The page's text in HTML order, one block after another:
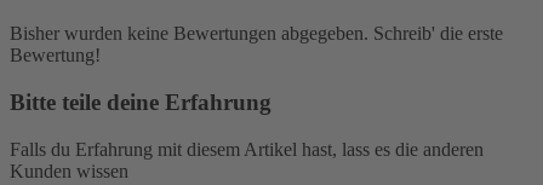
Bisher wurden keine Bewertungen abgegeben. Schreib' die erste
Bewertung!
Bitte teile deine Erfahrung
Falls du Erfahrung mit diesem Artikel hast, lass es die anderen
Kunden wissen